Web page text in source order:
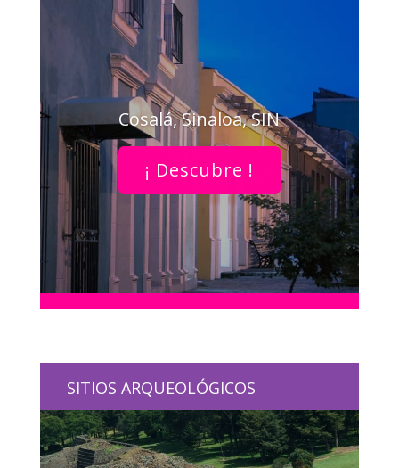
Cosalá, Sinaloa, SIN
¡ Descubre !
SITIOS ARQUEOLÓGICOS